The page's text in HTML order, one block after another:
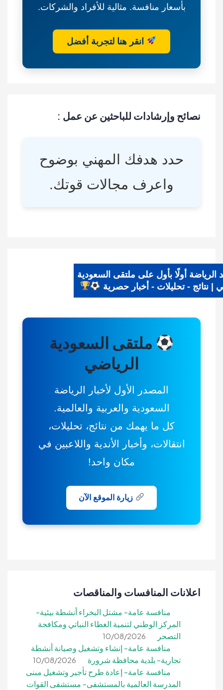
بأسعار منافسة. مثالية للأفراد والشركات.
انقر هنا لتجربة أفضل
نصائح وإرشادات للباحثين عن عمل :
حدد هدفك المهني بوضوح
واعرف مجالات قوتك.
الرياضة أولًا بأول على ملتقى السعودية
| نتائج - تحليلات - أخبار حصرية
ملتقى السعودية
الرياضي
المصدر الأول لأخبار الرياضة
السعودية والعربية والعالمية.
كل ما يهمك من نتائج، تحليلات،
انتقالات، وأخبار الأندية واللاعبين في
مكان واحد!
زيارة الموقع الآن
اعلانات المنافسات والمناقصات
منافسة عامة- مشتل البخراء أنشطة بيئية-
المركز الوطني لتنمية الغطاء النباتي ومكافحة
التصحر
10/08/2026
منافسة عامة- إنشاء وتشغيل وصيانة أنشطة
تجارية- بلدية محافظة شرورة
10/08/2026
منافسة عامة- إعادة طرح تأجير وتشغيل مبنى
المدرسة العالمية بالمستشفى- مستشفى القوات